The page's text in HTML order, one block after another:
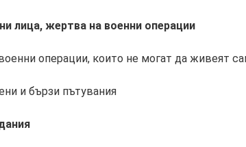
лица, жертва на военни операции
операции, които не могат да живеят
и бързи пътувания